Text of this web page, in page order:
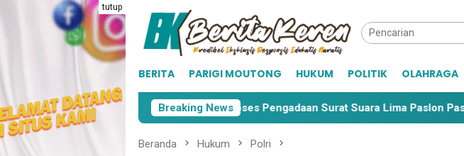
tutup
BERITA PARIGI MOUTONG HUKUM POLITIK OLAHRAGA
Breaking News
KPU Parimo Mulai Proses Pengadaan Surat Suara Lima Paslon Pasca
Beranda Hukum Polri